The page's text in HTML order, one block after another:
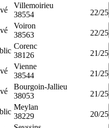
Villemoirieu
38554
22/25
Voiron
38563
22/25
Corenc
38126
21/25
Vienne
38544
21/25
Bourgoin-Jallieu
38053
21/25
Meylan
38229
20/25